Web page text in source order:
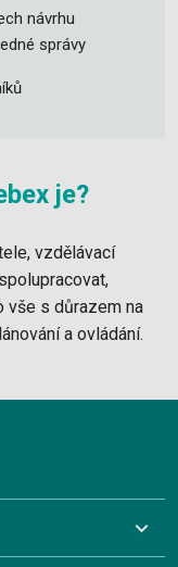
návrhu
správy
je?
vzdělávací
vše s důrazem na
a ovládání.